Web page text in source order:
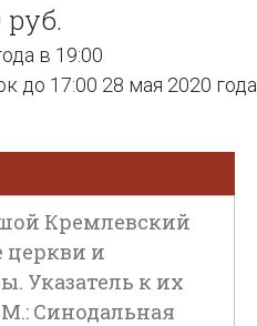
руб.
в 19:00
до 17:00 28 мая 2020 года
Кремлевский
церкви и
Указатель к их
Синодальная